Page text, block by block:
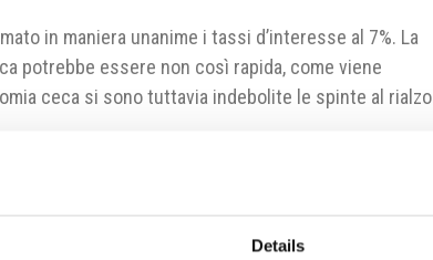
Details
in maniera unanime i tassi d’interesse al 7%. La
potrebbe essere non così rapida, come viene
ceca si sono tuttavia indebolite le spinte al rialzo
1691074800000/?tab=statement